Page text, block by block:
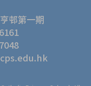
邨第一期